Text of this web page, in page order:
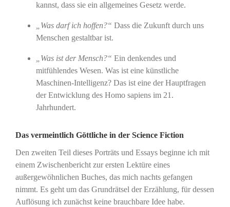
kannst, dass sie ein allgemeines Gesetz werde.
„Was darf ich hoffen?“ Dass die Zukunft durch uns
Menschen gestaltbar ist.
„Was ist der Mensch?“ Ein denkendes und
mitfühlendes Wesen. Was ist eine künstliche
Maschinen-Intelligenz? Das ist eine der Hauptfragen
der Entwicklung des Homo sapiens im 21.
Jahrhundert.
Das vermeintlich Göttliche in der Science Fiction
Den zweiten Teil dieses Porträts und Essays beginne ich mit
einem Zwischenbericht zur ersten Lektüre eines
außergewöhnlichen Buches, das mich nachts gefangen
nimmt. Es geht um das Grundrätsel der Erzählung, für dessen
Auflösung ich zunächst keine brauchbare Idee habe.